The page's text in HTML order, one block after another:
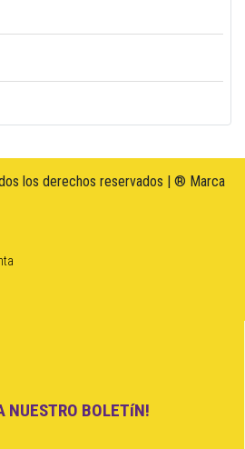
los derechos reservados | ® Marca
NUESTRO BOLETíN!